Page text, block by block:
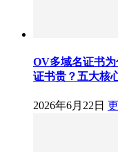
OV多域名证书
证书贵？五大核
2026年6月22日